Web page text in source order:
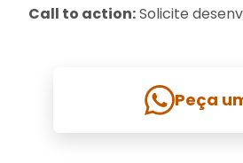
Call to action:Solicite
Peça